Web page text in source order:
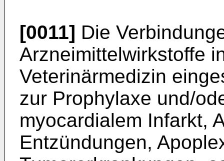
[0011] Die
Arzneimittelwirkstoffe
Veterinärmedizin
zur Prophylaxe und/
myocardialem Infarkt,
Entzündungen,